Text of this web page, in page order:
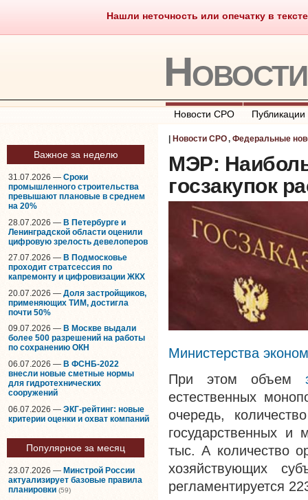
Нашли неточность или опечатку в
Саморегулирование Что
Новости СРО Публикации
Важное за неделю
31.07.2026 — Сроки
промышленного строительства
превышают плановые в среднем
на 20%
28.07.2026 — В Петербурге и
Ленинградской области оценили
цифровую зрелость девелоперов
27.07.2026 — В Подмосковье
проходит стратсессия по
капремонту и цифровизации ЖКХ
20.07.2026 — Доля застройщиков,
применяющих ТИМ, достигла
почти 50%
09.07.2026 — В Москве выдали
более 500 разрешений на работы
по сохранению ОКН
06.07.2026 — В ФСНБ-2022
внесли новые сметные нормы
для гидротехнических
сооружений
06.07.2026 — ЭКГ-рейтинг: новые
критерии оценки и охват компаний
Популярное за месяц
23.07.2026 — Минстрой России
актуализирует базовые правила
планировки (59)
Новости СРО, Федеральные
МЭР:
госзакупок
Министерства
При этом объем
естественных
очередь,
государственных и
тыс. А количество
хозяйствующих
регламентируется